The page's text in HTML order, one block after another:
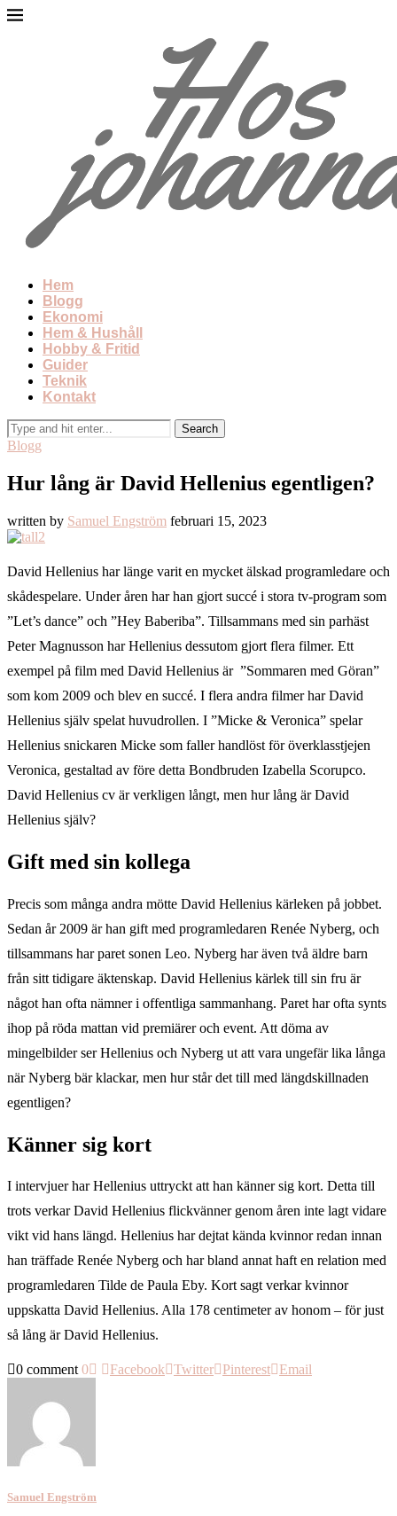
Hem
Blogg
Ekonomi
Hem & Hushåll
Hobby & Fritid
Guider
Teknik
Kontakt
Blogg
Hur lång är David Hellenius egentligen?
written by Samuel Engström februari 15, 2023
David Hellenius har länge varit en mycket älskad programledare och
skådespelare. Under åren har han gjort succé i stora tv-program som
”Let’s dance” och ”Hey Baberiba”. Tillsammans med sin parhäst
Peter Magnusson har Hellenius dessutom gjort flera filmer. Ett
exempel på film med David Hellenius är ”Sommaren med Göran”
som kom 2009 och blev en succé. I flera andra filmer har David
Hellenius själv spelat huvudrollen. I ”Micke & Veronica” spelar
Hellenius snickaren Micke som faller handlöst för överklasstjejen
Veronica, gestaltad av före detta Bondbruden Izabella Scorupco.
David Hellenius cv är verkligen långt, men hur lång är David
Hellenius själv?
Gift med sin kollega
Precis som många andra mötte David Hellenius kärleken på jobbet.
Sedan år 2009 är han gift med programledaren Renée Nyberg, och
tillsammans har paret sonen Leo. Nyberg har även två äldre barn
från sitt tidigare äktenskap. David Hellenius kärlek till sin fru är
något han ofta nämner i offentliga sammanhang. Paret har ofta synts
ihop på röda mattan vid premiärer och event. Att döma av
mingelbilder ser Hellenius och Nyberg ut att vara ungefär lika långa
när Nyberg bär klackar, men hur står det till med längdskillnaden
egentligen?
Känner sig kort
I intervjuer har Hellenius uttryckt att han känner sig kort. Detta till
trots verkar David Hellenius flickvänner genom åren inte lagt vidare
vikt vid hans längd. Hellenius har dejtat kända kvinnor redan innan
han träffade Renée Nyberg och har bland annat haft en relation med
programledaren Tilde de Paula Eby. Kort sagt verkar kvinnor
uppskatta David Hellenius. Alla 178 centimeter av honom – för just
så lång är David Hellenius.
0 comment 0 Facebook Twitter Pinterest Email
Samuel Engström